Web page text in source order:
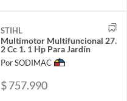
STIHL
Multimotor Multifuncional 27.
2 Cc 1. 1 Hp Para Jardín
Por SODIMAC
$ 757.990